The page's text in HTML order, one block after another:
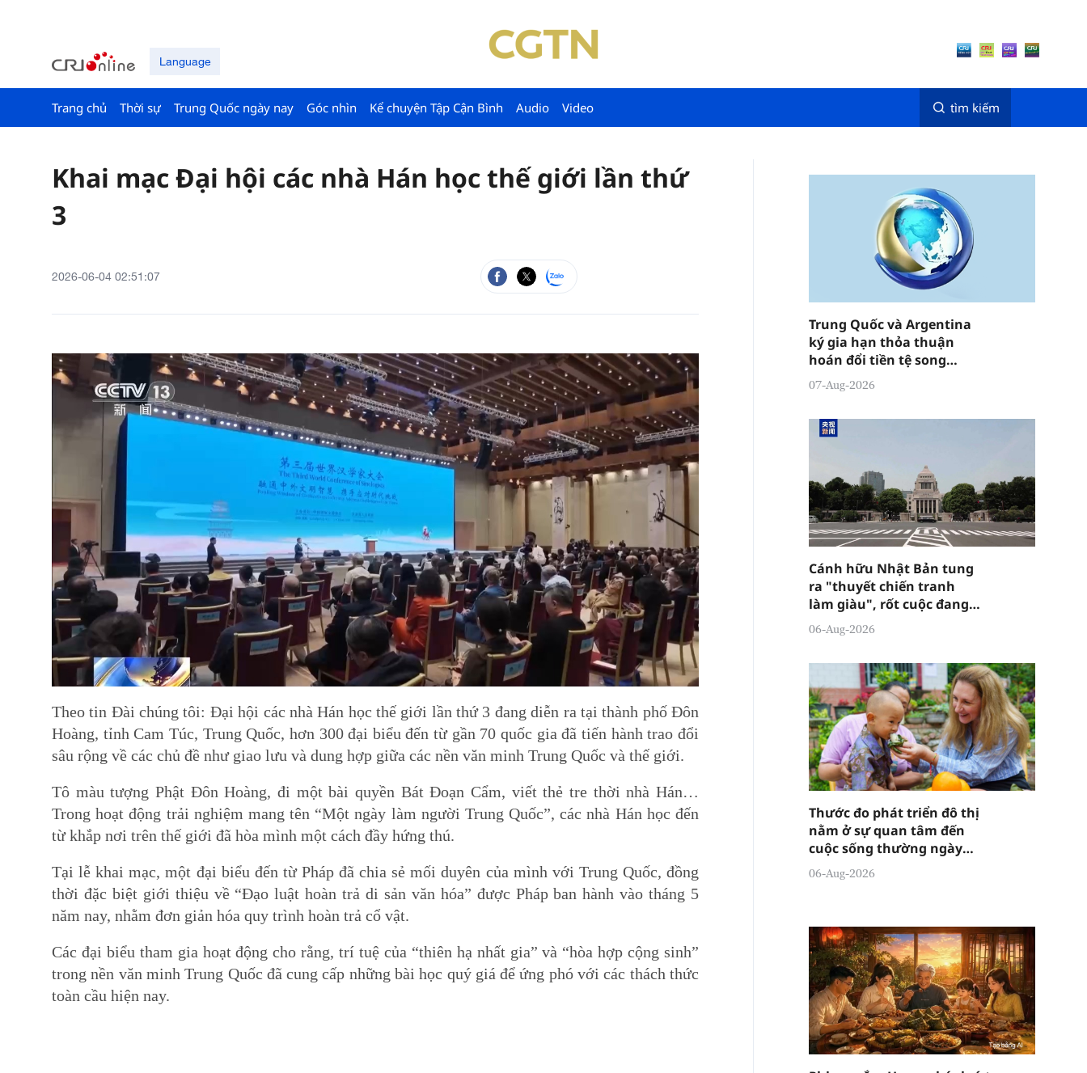
Language
Trang chủ Thời sự Trung Quốc ngày nay Góc nhìn Kể chuyện Tập Cận Bình Audio Video tìm kiếm
Khai mạc Đại hội các nhà Hán học thế giới lần thứ
3
2026-06-04 02:51:07
Theo tin Đài chúng tôi: Đại hội các nhà Hán học thế giới lần thứ 3 đang diễn ra tại thành phố Đôn
Hoàng, tỉnh Cam Túc, Trung Quốc, hơn 300 đại biểu đến từ gần 70 quốc gia đã tiến hành trao đổi
sâu rộng về các chủ đề như giao lưu và dung hợp giữa các nền văn minh Trung Quốc và thế giới.
Tô màu tượng Phật Đôn Hoàng, đi một bài quyền Bát Đoạn Cẩm, viết thẻ tre thời nhà Hán…
Trong hoạt động trải nghiệm mang tên “Một ngày làm người Trung Quốc”, các nhà Hán học đến
từ khắp nơi trên thế giới đã hòa mình một cách đầy hứng thú.
Tại lễ khai mạc, một đại biểu đến từ Pháp đã chia sẻ mối duyên của mình với Trung Quốc, đồng
thời đặc biệt giới thiệu về “Đạo luật hoàn trả di sản văn hóa” được Pháp ban hành vào tháng 5
năm nay, nhằm đơn giản hóa quy trình hoàn trả cổ vật.
Các đại biểu tham gia hoạt động cho rằng, trí tuệ của “thiên hạ nhất gia” và “hòa hợp cộng sinh”
trong nền văn minh Trung Quốc đã cung cấp những bài học quý giá để ứng phó với các thách thức
toàn cầu hiện nay.
Trung Quốc và Argentina
ký gia hạn thỏa thuận
hoán đổi tiền tệ song
phương
07-Aug-2026
Cánh hữu Nhật Bản tung
ra "thuyết chiến tranh
làm giàu", rốt cuộc đang
đánh lừa ai?
06-Aug-2026
Thước đo phát triển đô thị
nằm ở sự quan tâm đến
cuộc sống thường ngày
của người dân
06-Aug-2026